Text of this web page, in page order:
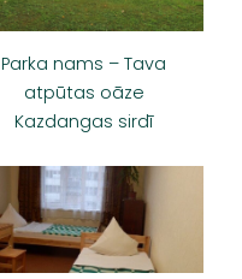
Parka nams – Tava
atpūtas oāze
Kazdangas sirdī